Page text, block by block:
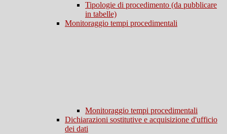
Tipologie di procedimento (da pubblicare
in tabelle)
Monitoraggio tempi procedimentali
Monitoraggio tempi procedimentali
Dichiarazioni sostitutive e acquisizione d'ufficio
dei dati